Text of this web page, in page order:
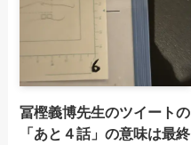
冨樫義博先生のツイートの
「あと４話」の意味は最終